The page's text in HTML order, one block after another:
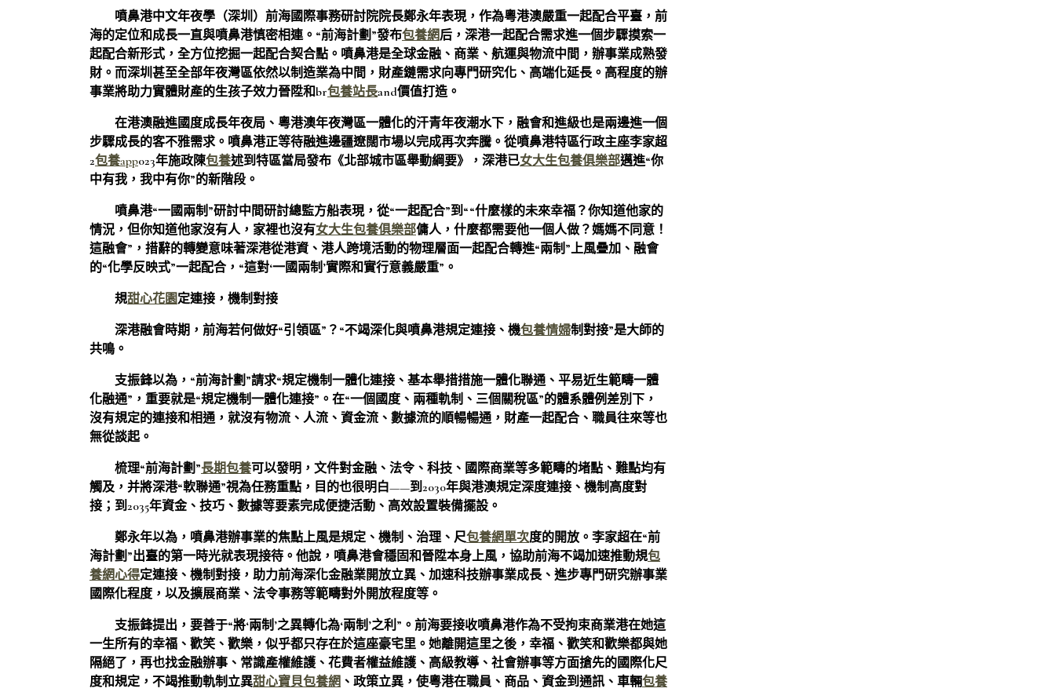
噴鼻港中文年夜學（深圳）前海國際事務研討院院長鄭永年表現，作為粵港澳嚴重一起配合平臺，前
海的定位和成長一直與噴鼻港慎密相連。“前海計劃”發布包養網后，深港一起配合需求進一個步驟摸索一
起配合新形式，全方位挖掘一起配合契合點。噴鼻港是全球金融、商業、航運與物流中間，辦事業成熟發
財。而深圳甚至全部年夜灣區依然以制造業為中間，財產鏈需求向專門研究化、高端化延長。高程度的辦
事業將助力實體財產的生孩子效力晉陞和br包養站長and價值打造。
在港澳融進國度成長年夜局、粵港澳年夜灣區一體化的汗青年夜潮水下，融會和進級也是兩邊進一個
步驟成長的客不雅需求。噴鼻港正等待融進邊疆遼闊市場以完成再次奔騰。從噴鼻港特區行政主座李家超
2包養app023年施政陳包養述到特區當局發布《北部城市區舉動綱要》，深港已女大生包養俱樂部邁進“你
中有我，我中有你”的新階段。
噴鼻港“一國兩制”研討中間研討總監方船表現，從“一起配合”到““什麼樣的未來幸福？你知道他家的
情況，但你知道他家沒有人，家裡也沒有女大生包養俱樂部傭人，什麼都需要他一個人做？媽媽不同意！
這融會”，措辭的轉變意味著深港從港資、港人跨境活動的物理層面一起配合轉進“兩制”上風疊加、融會
的“化學反映式”一起配合，“這對‘一國兩制’實際和實行意義嚴重”。
規甜心花園定連接，機制對接
深港融會時期，前海若何做好“引領區”？“不竭深化與噴鼻港規定連接、機包養情婦制對接”是大師的
共鳴。
支振鋒以為，“前海計劃”請求“規定機制一體化連接、基本舉措措施一體化聯通、平易近生範疇一體
化融通”，重要就是“規定機制一體化連接”。在“一個國度、兩種軌制、三個關稅區”的體系體例差別下，
沒有規定的連接和相通，就沒有物流、人流、資金流、數據流的順暢暢通，財產一起配合、職員往來等也
無從談起。
梳理“前海計劃”長期包養可以發明，文件對金融、法令、科技、國際商業等多範疇的堵點、難點均有
觸及，并將深港“軟聯通”視為任務重點，目的也很明白——到2030年與港澳規定深度連接、機制高度對
接；到2035年資金、技巧、數據等要素完成便捷活動、高效設置裝備擺設。
鄭永年以為，噴鼻港辦事業的焦點上風是規定、機制、治理、尺包養網單次度的開放。李家超在“前
海計劃”出臺的第一時光就表現接待。他說，噴鼻港會穩固和晉陞本身上風，協助前海不竭加速推動規包
養網心得定連接、機制對接，助力前海深化金融業開放立異、加速科技辦事業成長、進步專門研究辦事業
國際化程度，以及擴展商業、法令事務等範疇對外開放程度等。
支振鋒提出，要善于“將‘兩制’之異轉化為‘兩制’之利”。前海要接收噴鼻港作為不受拘束商業港在她這
一生所有的幸福、歡笑、歡樂，似乎都只存在於這座豪宅里。她離開這里之後，幸福、歡笑和歡樂都與她
隔絕了，再也找金融辦事、常識產權維護、花費者權益維護、高級教導、社會辦事等方面搶先的國際化尺
度和規定，不竭推動軌制立異甜心寶貝包養網 、政策立異，使粵港在職員、商品、資金到通訊、車輛包養